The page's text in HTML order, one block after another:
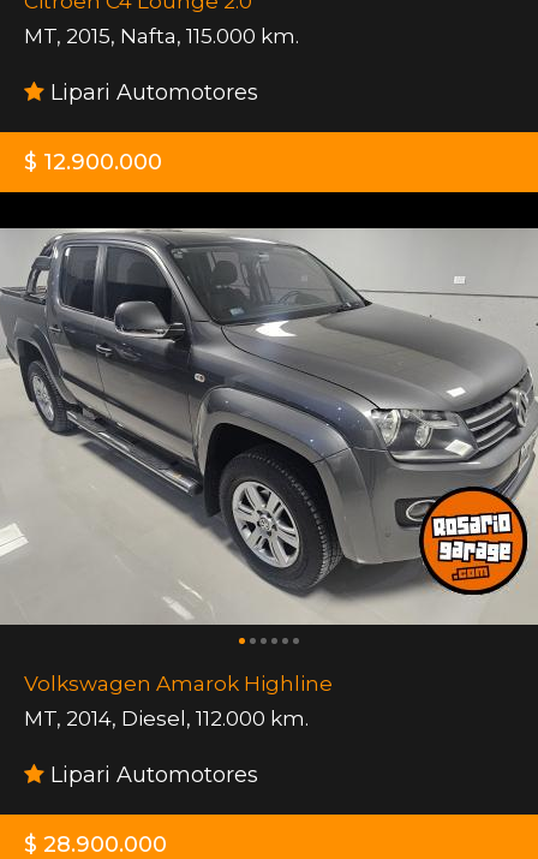
MT, 2015, Nafta, 115.000 km.
Lipari Automotores
$ 12.900.000
Volkswagen Amarok Highline
MT, 2014, Diesel, 112.000 km.
Lipari Automotores
$ 28.900.000